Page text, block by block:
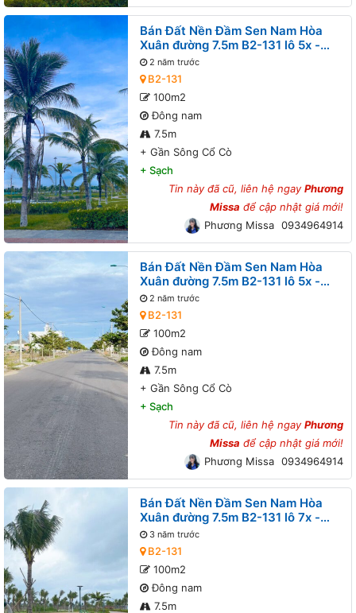
Bán Đất Nền Đầm Sen Nam Hòa
Xuân đường 7.5m B2-131 lô 5x -
Gần Sông Cổ Cò
2 năm trước
B2-131
100m2
Đông nam
7.5m
+ Gần Sông Cổ Cò
+ Sạch
Tin này đã cũ, liên hệ ngayPhương
Missa để cập nhật giá mới!
Phương Missa 0934964914
Bán Đất Nền Đầm Sen Nam Hòa
Xuân đường 7.5m B2-131 lô 5x -
Gần Sông Cổ Cò
2 năm trước
B2-131
100m2
Đông nam
7.5m
+ Gần Sông Cổ Cò
+ Sạch
Tin này đã cũ, liên hệ ngayPhương
Missa để cập nhật giá mới!
Phương Missa 0934964914
Bán Đất Nền Đầm Sen Nam Hòa
Xuân đường 7.5m B2-131 lô 7x -
Gần đường Nguyễn Phước Lan
3 năm trước
B2-131
100m2
Đông nam
7.5m